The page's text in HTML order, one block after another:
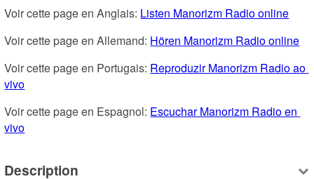
Voir cette page en Anglais: Listen Manorizm Radio online
Voir cette page en Allemand: Hören Manorizm Radio online
Voir cette page en Portugais: Reproduzir Manorizm Radio ao
vivo
Voir cette page en Espagnol: Escuchar Manorizm Radio en
vivo
Description